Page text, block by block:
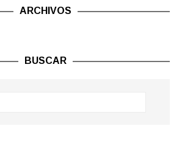
ARCHIVOS
BUSCAR